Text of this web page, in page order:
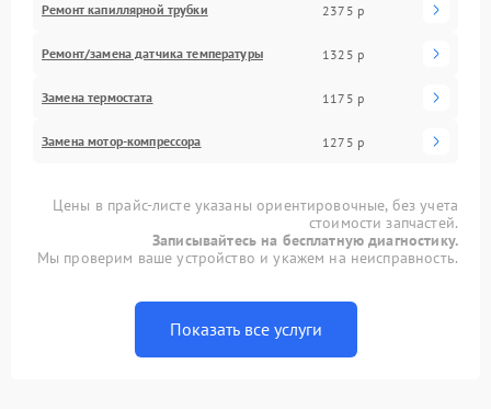
Ремонт капиллярной трубки 2375 р
Ремонт/замена датчика температуры 1325 р
Замена термостата 1175 р
Замена мотор-компрессора 1275 р
Цены в прайс-листе указаны ориентировочные, без учета
стоимости запчастей.
Записывайтесь на бесплатную диагностику.
Мы проверим ваше устройство и укажем на неисправность.
Показать все услуги